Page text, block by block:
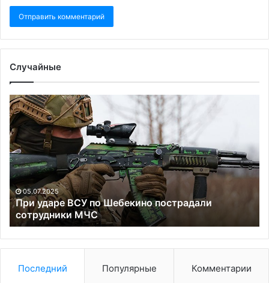
Случайные
При
ударе
ВСУ
по
Шебекино
пострадали
сотрудники МЧС
05.07.2025
При ударе ВСУ по Шебекино пострадали
сотрудники МЧС
Последний Популярные Комментарии